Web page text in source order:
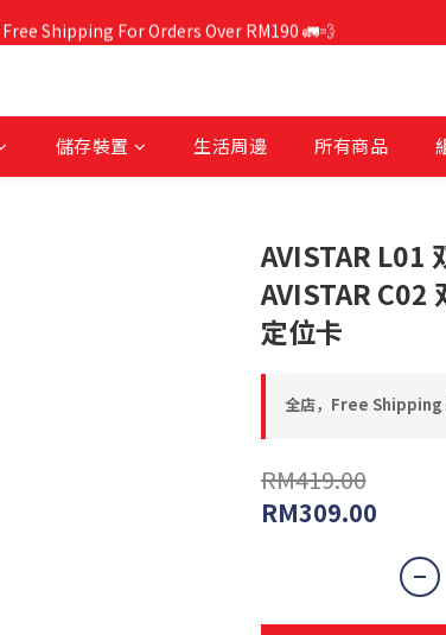
Free Shipping For Orders Over RM190 🚛💨
Free Shipping For Orders Over RM190 🚛💨
Free Shipping For Orders Over RM190 🚛💨
儲存裝置 生活周邊 所有商品
AVISTAR L01
AVISTAR C02
定位卡
全店，Free
RM419.00
RM309.00